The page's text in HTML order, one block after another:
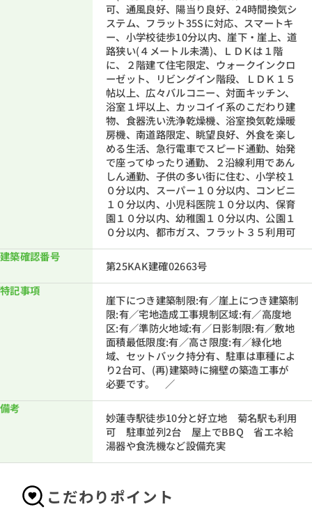
可、通風良好、陽当り良好、24時間換気シ
ステム、フラット35Sに対応、スマートキ
ー、小学校徒歩10分以内、崖下・崖上、道
路狭い(４メートル未満)、ＬＤＫは１階
に、２階建て住宅限定、ウォークインクロ
ーゼット、リビングイン階段、ＬＤＫ１５
帖以上、広々バルコニー、対面キッチン、
浴室１坪以上、カッコイイ系のこだわり建
物、食器洗い洗浄乾燥機、浴室換気乾燥暖
房機、南道路限定、眺望良好、外食を楽し
める生活、急行電車でスピード通勤、始発
で座ってゆったり通勤、２沿線利用であん
しん通勤、子供の多い街に住む、小学校１
０分以内、スーパー１０分以内、コンビニ
１０分以内、小児科医院１０分以内、保育
園１０分以内、幼稚園１０分以内、公園１
０分以内、都市ガス、フラット３５利用可
建築確認番号
第25KAK建確02663号
特記事項
崖下につき建築制限:有／崖上につき建築制
限:有／宅地造成工事規制区域:有／高度地
区:有／準防火地域:有／日影制限:有／敷地
面積最低限度:有／高さ限度:有／緑化地
域、セットバック持分有、駐車は車種によ
り2台可、(再)建築時に擁壁の築造工事が
必要です。 ／
備考
妙蓮寺駅徒歩10分と好立地 菊名駅も利用
可 駐車並列2台 屋上でBBQ 省エネ給
湯器や食洗機など設備充実
こだわりポイント